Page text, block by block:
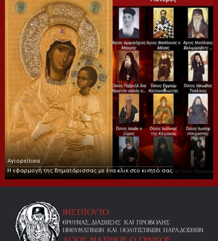
Αγιορείτικα
Η εφαρμογή της Βηματάρισσας με ένα κλικ στο κινητό σας